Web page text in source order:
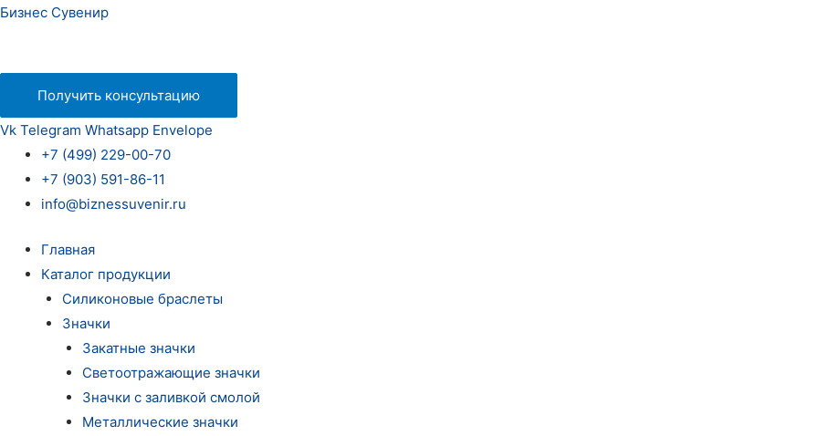
Бизнес Сувенир
Получить консультацию
Vk Telegram Whatsapp Envelope
+7 (499) 229-00-70
+7 (903) 591-86-11
info@biznessuvenir.ru
Главная
Каталог продукции
Силиконовые браслеты
Значки
Закатные значки
Светоотражающие значки
Значки с заливкой смолой
Металлические значки